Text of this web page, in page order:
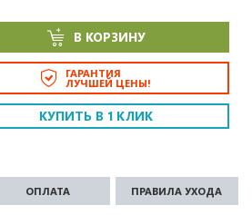
В КОРЗИНУ
ГАРАНТИЯ
ЛУЧШЕЙ ЦЕНЫ!
КУПИТЬ В 1 КЛИК
ОПЛАТА ПРАВИЛА УХОДА